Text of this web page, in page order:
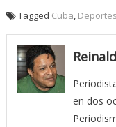
Tagged Cuba, Deportes
en dos